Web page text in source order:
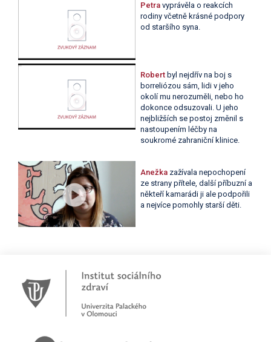
Petra vyprávěla o reakcích
rodiny včetně krásné podpory
od staršího syna.
Robert byl nejdřív na boj s
borreliózou sám, lidi v jeho
okolí mu nerozuměli, nebo ho
dokonce odsuzovali. U jeho
nejbližších se postoj změnil s
nastoupením léčby na
soukromé zahraniční klinice.
Anežka zažívala nepochopení
ze strany přítele, další příbuzní a
někteří kamarádi ji ale podpořili
a nejvíce pomohly starší děti.